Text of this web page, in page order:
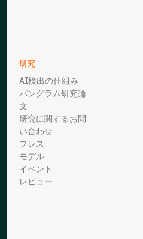
研究
AI検出の仕組み
パングラム研究論
文
研究に関するお問
い合わせ
プレス
モデル
イベント
レビュー